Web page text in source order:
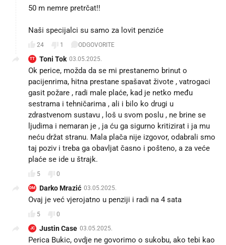
50 m nemre pretrčat!!
Naši specijalci su samo za lovit penziće 😂
24 1 ODGOVORITE
TT Toni Tok 03.05.2025.
Ok perice, možda da se mi prestanemo brinut o
pacijenrima, hitna prestane spašavat živote , vatrogaci
gasit požare , radi male plaće, kad je netko među
sestrama i tehničarima , ali i bilo ko drugi u
zdrastvenom sustavu , loš u svom poslu , ne brine se
ljudima i nemaran je , ja ću ga sigurno kritizirat i ja mu
neću držat stranu. Mala plača nije izgovor, odabrali smo
taj poziv i treba ga obavljat časno i pošteno, a za veće
plaće se ide u štrajk.
5 0
DM Darko Mrazić 03.05.2025.
Ovaj je već vjerojatno u penziji i radi na 4 sata😂😂
5 0
JC Justin Case 03.05.2025.
Perica Bukic, ovdje ne govorimo o sukobu, ako tebi kao